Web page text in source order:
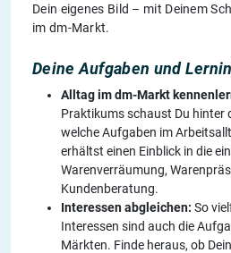
Dein eigenes Bild – mit Deinem
im dm-Markt.
Deine Aufgaben und
Alltag im dm-Markt
Praktikums schaust Du hinter
welche Aufgaben im
erhältst einen Einblick in die
Warenverräumung,
Kundenberatung.
Interessen abgleichen: So
Interessen sind auch die
Märkten. Finde heraus, ob